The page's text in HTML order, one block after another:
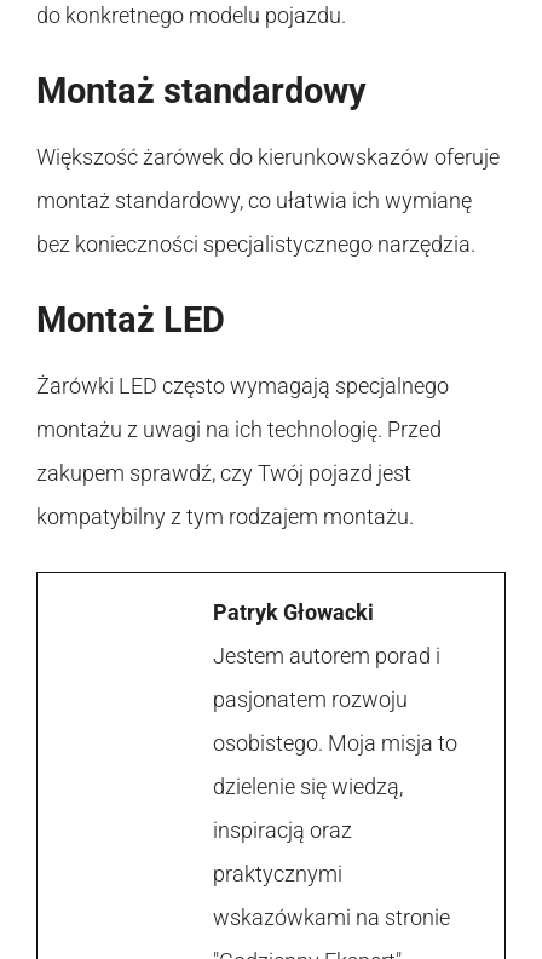
do konkretnego modelu pojazdu.
Montaż standardowy
Większość żarówek do kierunkowskazów oferuje
montaż standardowy, co ułatwia ich wymianę
bez konieczności specjalistycznego narzędzia.
Montaż LED
Żarówki LED często wymagają specjalnego
montażu z uwagi na ich technologię. Przed
zakupem sprawdź, czy Twój pojazd jest
kompatybilny z tym rodzajem montażu.
Patryk Głowacki
Jestem autorem porad i
pasjonatem rozwoju
osobistego. Moja misja to
dzielenie się wiedzą,
inspiracją oraz
praktycznymi
wskazówkami na stronie